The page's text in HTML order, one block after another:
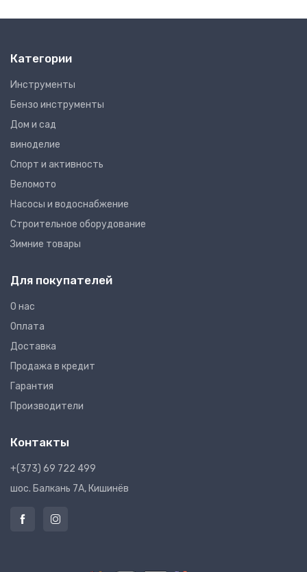
Категории
Инструменты
Бензо инструменты
Дом и сад
виноделие
Спорт и активность
Веломото
Насосы и водоснабжение
Строительное оборудование
Зимние товары
Для покупателей
О нас
Оплата
Доставка
Продажа в кредит
Гарантия
Производители
Контакты
+(373) 69 722 499
шос. Балкань 7A, Кишинёв